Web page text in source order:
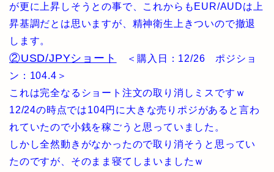
が更に上昇しそうとの事で、これからもEUR/AUDは上
昇基調だとは思いますが、精神衛生上きついので撤退
します。
②USD/JPYショート
＜購入日：12/26 ポジショ
ン：104.4＞
これは完全なるショート注文の取り消しミスですｗ
12/24の時点では104円に大きな売りポジがあると言わ
れていたので小銭を稼ごうと思っていました。
しかし全然動きがなかったので取り消そうと思ってい
たのですが、そのまま寝てしまいましたｗ